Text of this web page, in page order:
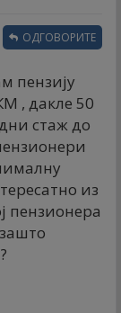
пензију
, дакле 50
стаж до
из
пензионера
ОДГОВОРИТЕ